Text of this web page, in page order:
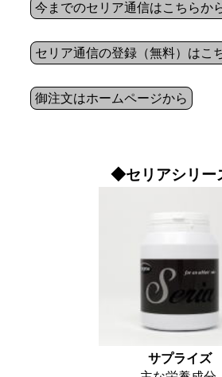
今までのセリア通信はこちらか
セリア通信の登録（無料）はこ
御注文はホームページから
◆セリアシリ
サプライズ